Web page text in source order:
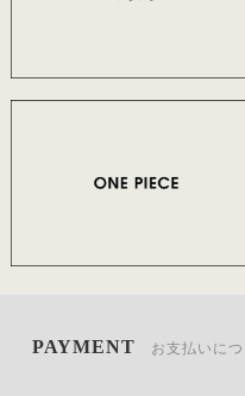
PAYMENT お支払いに